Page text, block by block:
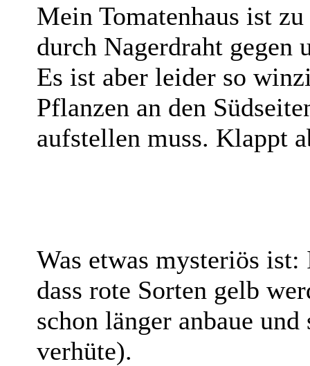
Mein Tomatenhaus ist
durch Nagerdraht gegen
Es ist aber leider so
Pflanzen an den
aufstellen muss. Klappt
Was etwas mysteriös
dass rote Sorten gelb
schon länger anbaue
verhüte).